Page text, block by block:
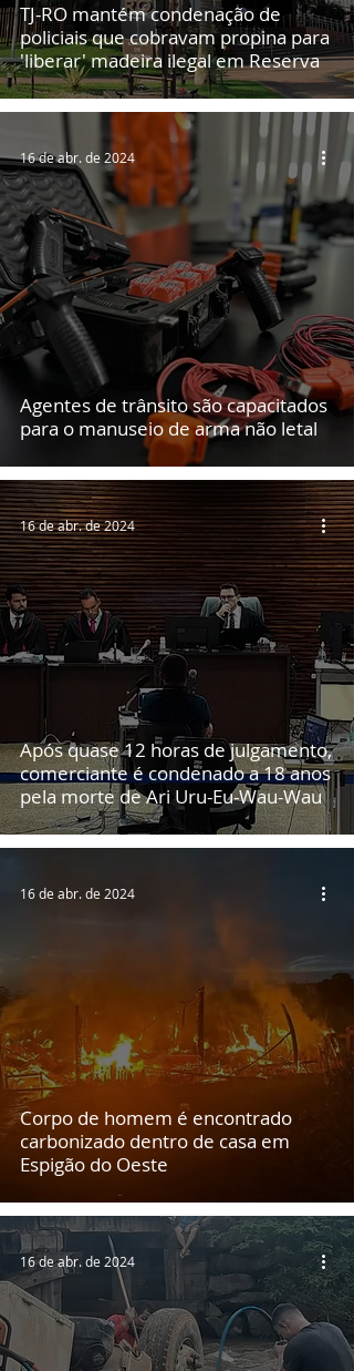
TJ-RO mantém condenação de
policiais que cobravam propina para
'liberar' madeira ilegal em Reserva
Agentes de trânsito são capacitados
para o manuseio de arma não letal
16 de abr. de 2024
Após quase 12 horas de julgamento,
comerciante é condenado a 18 anos
pela morte de Ari Uru-Eu-Wau-Wau
16 de abr. de 2024
Corpo de homem é encontrado
carbonizado dentro de casa em
Espigão do Oeste
16 de abr. de 2024
16 de abr. de 2024